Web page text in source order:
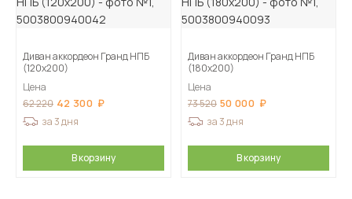
Диван аккордеон Гранд НПБ
(120х200)
Цена
62 220 42 300
за 3 дня
В корзину
Диван аккордеон Гранд НПБ
(180х200)
Цена
73 520 50 000
за 3 дня
В корзину